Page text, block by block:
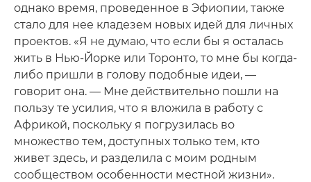
однако время, проведенное в Эфиопии, также
стало для нее кладезем новых идей для личных
проектов. «Я не думаю, что если бы я осталась
жить в Нью-Йорке или Торонто, то мне бы когда-
либо пришли в голову подобные идеи, —
говорит она. — Мне действительно пошли на
пользу те усилия, что я вложила в работу с
Африкой, поскольку я погрузилась во
множество тем, доступных только тем, кто
живет здесь, и разделила с моим родным
сообществом особенности местной жизни».